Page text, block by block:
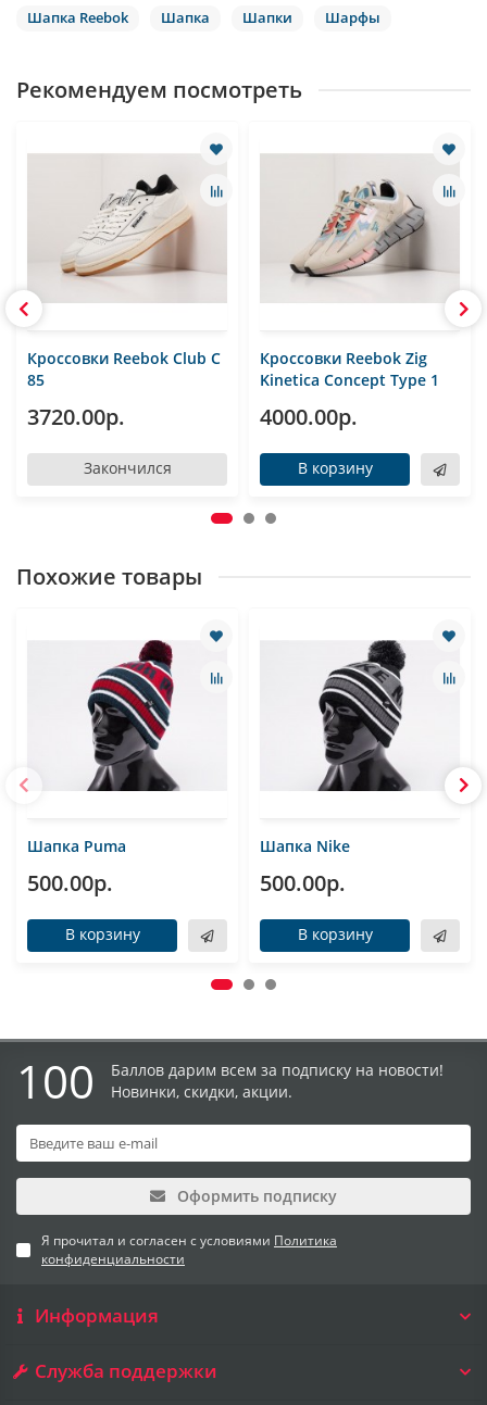
Шапка Reebok Шапка Шапки Шарфы
Рекомендуем посмотреть
Кроссовки Reebok Club C
85
3720.00р.
Закончился
Кроссовки Reebok Zig
Kinetica Concept Type 1
4000.00р.
В корзину
Похожие товары
Шапка Puma
500.00р.
В корзину
Шапка Nike
500.00р.
В корзину
100
Баллов дарим всем за подписку на новости!
Новинки, скидки, акции.
Оформить подписку
Я прочитал и согласен с условиями Политика
конфиденциальности
Информация
Служба поддержки